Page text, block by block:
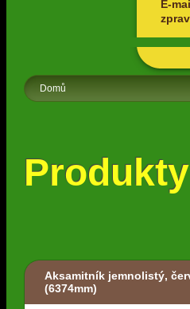
E-
Domů
Produkty
Aksamitník jemnolistý,
(6374mm)